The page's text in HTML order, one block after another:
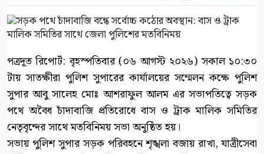
পত্রদূত রিপোর্ট: বৃহস্পতিবার (০৬ আগস্ট ২০২৬) সকাল ১০:৩০
টায় সাতক্ষীরা পুলিশ সুপারের কার্যালয়ের সম্মেলন কক্ষে পুলিশ
সুপার আবু সালেহ মোঃ আশরাফুল আলম এর সভাপতিত্বে সড়ক
পথে অবৈধ চাঁদাবাজি প্রতিরোধে বাস ও ট্রাক মালিক সমিতির
নেতৃবৃন্দের সাথে মতবিনিময় সভা অনুষ্ঠিত হয়।
সভায় পুলিশ সুপার সড়ক পরিবহনে শৃঙ্খলা বজায় রাখা, যাত্রীসেবা